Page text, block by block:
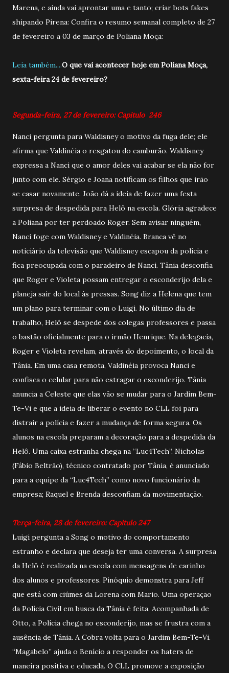
Marena, e ainda vai aprontar uma e tanto; criar bots fakes
shipando Pirena: Confira o resumo semanal completo de 27
de fevereiro a 03 de março de Poliana Moça:
Leia também....O que vai acontecer hoje em Poliana Moça,
sexta-feira 24 de fevereiro?
Segunda-feira, 27 de fevereiro: Capitulo 246
Nanci pergunta para Waldisney o motivo da fuga dele; ele
afirma que Valdinéia o resgatou do camburão. Waldisney
expressa a Nanci que o amor deles vai acabar se ela não for
junto com ele. Sérgio e Joana notificam os filhos que irão
se casar novamente. João dá a ideia de fazer uma festa
surpresa de despedida para Helô na escola. Glória agradece
a Poliana por ter perdoado Roger. Sem avisar ninguém,
Nanci foge com Waldisney e Valdinéia. Branca vê no
noticiário da televisão que Waldisney escapou da polícia e
fica preocupada com o paradeiro de Nanci. Tânia desconfia
que Roger e Violeta possam entregar o esconderijo dela e
planeja sair do local às pressas. Song diz a Helena que tem
um plano para terminar com o Luigi. No último dia de
trabalho, Helô se despede dos colegas professores e passa
o bastão oficialmente para o irmão Henrique. Na delegacia,
Roger e Violeta revelam, através do depoimento, o local da
Tânia. Em uma casa remota, Valdinéia provoca Nanci e
confisca o celular para não estragar o esconderijo. Tânia
anuncia a Celeste que elas vão se mudar para o Jardim Bem-
Te-Vi e que a ideia de liberar o evento no CLL foi para
distrair a polícia e fazer a mudança de forma segura. Os
alunos na escola preparam a decoração para a despedida da
Helô. Uma caixa estranha chega na “Luc4Tech”. Nicholas
(Fábio Beltrão), técnico contratado por Tânia, é anunciado
para a equipe da “Luc4Tech” como novo funcionário da
empresa; Raquel e Brenda desconfiam da movimentação.
Terça-feira, 28 de fevereiro: Capitulo 247
Luigi pergunta a Song o motivo do comportamento
estranho e declara que deseja ter uma conversa. A surpresa
da Helô é realizada na escola com mensagens de carinho
dos alunos e professores. Pinóquio demonstra para Jeff
que está com ciúmes da Lorena com Mario. Uma operação
da Polícia Civil em busca da Tânia é feita. Acompanhada de
Otto, a Polícia chega no esconderijo, mas se frustra com a
ausência de Tânia. A Cobra volta para o Jardim Bem-Te-Vi.
“Magabelo” ajuda o Benício a responder os haters de
maneira positiva e educada. O CLL promove a exposição